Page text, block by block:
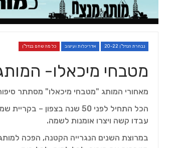
נבחרת הנדל"ן 20-22 אדריכלות ועיצוב כל מה שחם בנדל"ן
מטבחי מיכאלו- המותג
מאחורי המותג "מטבחי מיכאלו" מסתתר
הכל התחיל לפני 50 שנה
עבדו קשה ויצרו אומנות לשמה.
במרוצת השנים הנגרייה הקטנה, הפכה